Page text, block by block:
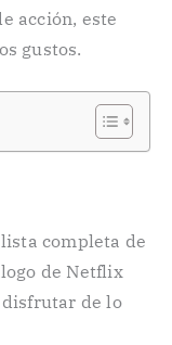
acción, este
gustos.
completa de
de Netflix
disfrutar de lo